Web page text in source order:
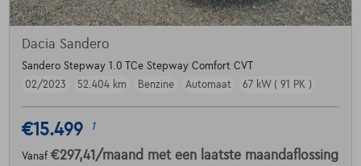
Dacia Sandero
Sandero Stepway 1.0 TCe Stepway Comfort CVT
02/2023
52.404 km Benzine Automaat 67 kW ( 91 PK )
€15.499 1
Vanaf €297,41 /maand met een laatste maandaflossing